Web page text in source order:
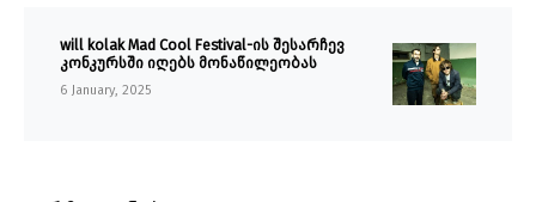
will kolak Mad Cool Festival-ის შესარჩევ
კონკურსში იღებს მონაწილეობას
6 January, 2025